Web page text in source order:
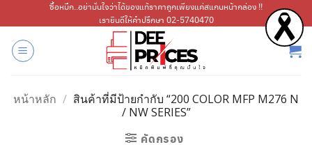
ไป
เนื้อหา
ซื้อหมึก..อย่ามั่นใจว่าได้ของแท้ราคาถูกเพียงแค่สแกนหน้ากล่อง !!
เรายินดีให้คำปรึกษา 02-5740470
หน้าหลัก / สินค้าที่มีป้ายกำกับ “200 COLOR MFP M276 N
/ NW SERIES”
คัดกรอง